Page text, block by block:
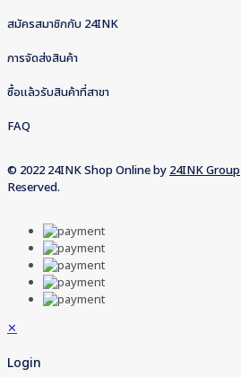
สมัครสมาชิกกับ 24INK
การจัดส่งสินค้า
ซื้อแล้วรับสินค้าที่สาขา
FAQ
© 2022 24INK Shop Online by24INK Group
Reserved.
✕
Login